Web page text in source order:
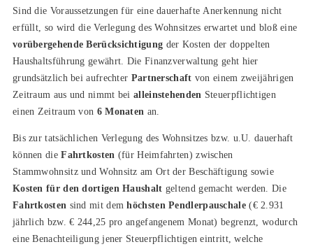
Sind die Voraussetzungen für eine dauerhafte Anerkennung nicht
erfüllt, so wird die Verlegung des Wohnsitzes erwartet und bloß eine
vorübergehende Berücksichtigung der Kosten der doppelten
Haushaltsführung gewährt. Die Finanzverwaltung geht hier
grundsätzlich bei aufrechter Partnerschaft von einem zweijährigen
Zeitraum aus und nimmt beialleinstehenden Steuerpflichtigen
einen Zeitraum von 6 Monaten an.
Bis zur tatsächlichen Verlegung des Wohnsitzes bzw. u.U. dauerhaft
können dieFahrtkosten (für Heimfahrten) zwischen
Stammwohnsitz und Wohnsitz am Ort der Beschäftigung sowie
Kosten für den dortigen Haushalt geltend gemacht werden. Die
Fahrtkosten sind mit demhöchsten Pendlerpauschale(€ 2.931
jährlich bzw. € 244,25 pro angefangenem Monat) begrenzt, wodurch
eine Benachteiligung jener Steuerpflichtigen eintritt, welche